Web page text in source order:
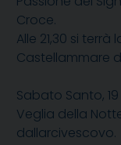
Croce.
Alle 21,30 si
Castellammare
Sabato Santo,
Veglia della
dallarcivescovo.